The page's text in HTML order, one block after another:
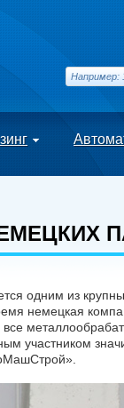
одним из
немецкая
все
участником